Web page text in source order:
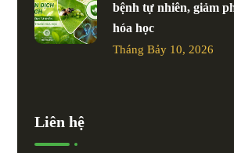
bệnh tự nhiên, giảm
hóa học
Tháng Bảy 10, 2026
Liên hệ